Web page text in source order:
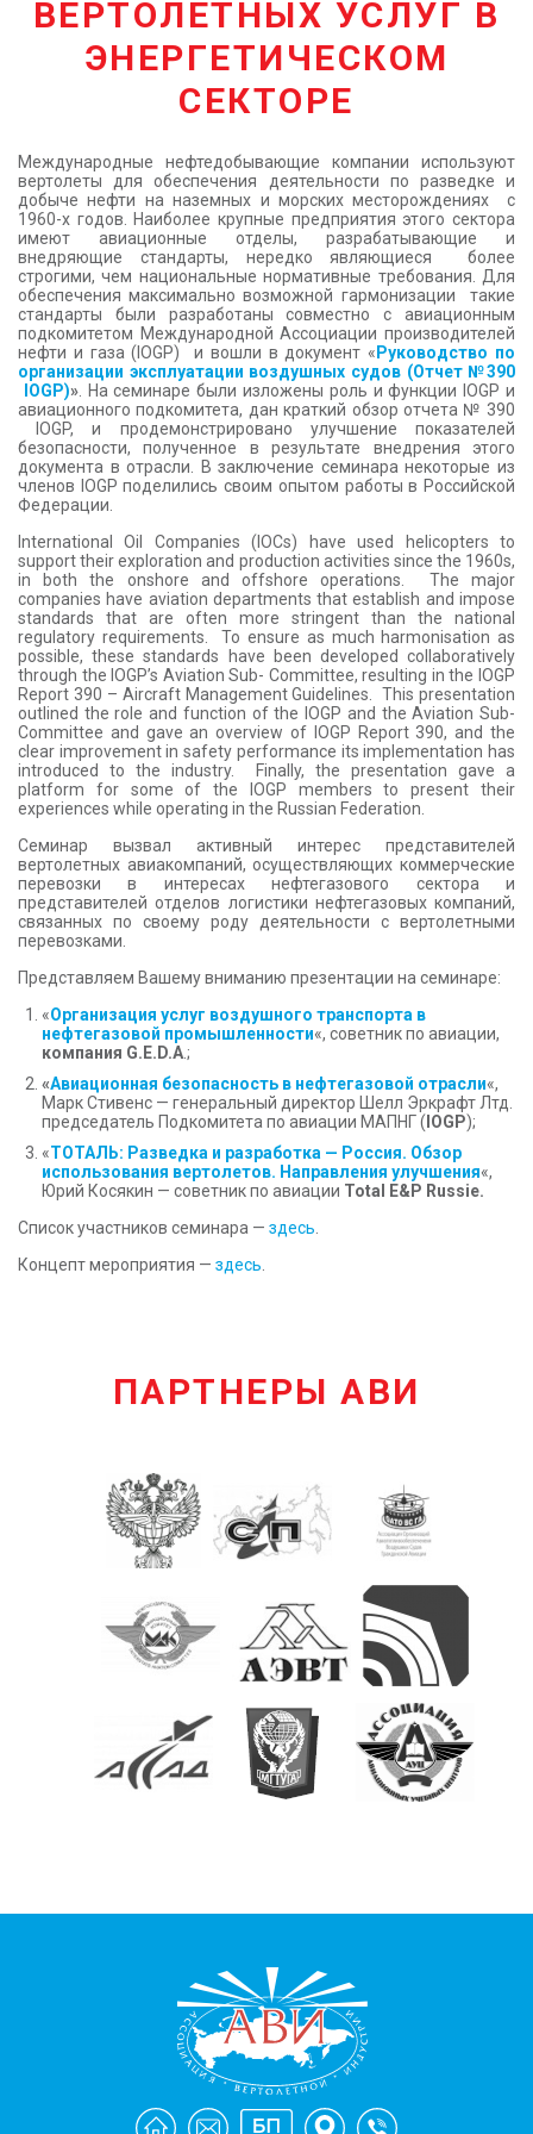
КОНТАКТЫ
ВЕРТОЛЕТНЫХ УСЛУГ В
ЭНЕРГЕТИЧЕСКОМ
СЕКТОРЕ
Международные нефтедобывающие компании используют
вертолеты для обеспечения деятельности по разведке и
добыче нефти на наземных и морских месторождениях с
1960-х годов. Наиболее крупные предприятия этого сектора
имеют авиационные отделы, разрабатывающие и
внедряющие стандарты, нередко являющиеся более
строгими, чем национальные нормативные требования. Для
обеспечения максимально возможной гармонизации такие
стандарты были разработаны совместно с авиационным
подкомитетом Международной Ассоциации производителей
нефти и газа (IOGP) и вошли в документ « Руководство по
организации эксплуатации воздушных судов (Отчет №390
IOGP)». На семинаре были изложены роль и функции IOGP и
авиационного подкомитета, дан краткий обзор отчета № 390
IOGP, и продемонстрировано улучшение показателей
безопасности, полученное в результате внедрения этого
документа в отрасли. В заключение семинара некоторые из
членов IOGP поделились своим опытом работы в Российской
Федерации.
International Oil Companies (IOCs) have used helicopters to
support their exploration and production activities since the 1960s,
in both the onshore and offshore operations. The major
companies have aviation departments that establish and impose
standards that are often more stringent than the national
regulatory requirements. To ensure as much harmonisation as
possible, these standards have been developed collaboratively
through the IOGP’s Aviation Sub- Committee, resulting in the IOGP
Report 390 – Aircraft Management Guidelines. This presentation
outlined the role and function of the IOGP and the Aviation Sub-
Committee and gave an overview of IOGP Report 390, and the
clear improvement in safety performance its implementation has
introduced to the industry. Finally, the presentation gave a
platform for some of the IOGP members to present their
experiences while operating in the Russian Federation.
Семинар вызвал активный интерес представителей
вертолетных авиакомпаний, осуществляющих коммерческие
перевозки в интересах нефтегазового сектора и
представителей отделов логистики нефтегазовых компаний,
связанных по своему роду деятельности с вертолетными
перевозками.
Представляем Вашему вниманию презентации на семинаре:
«Организация услуг воздушного транспорта в
нефтегазовой промышленности«, советник по авиации,
компания G.E.D.A.;
«Авиационная безопасность в нефтегазовой отрасли«,
Марк Стивенс — генеральный директор Шелл Эркрафт Лтд.
председатель Подкомитета по авиации МАПНГ ( IOGP);
«ТОТАЛЬ: Разведка и разработка — Россия. Обзор
использования вертолетов. Направления улучшения«,
Юрий Косякин — советник по авиации Total E&P Russie.
Список участников семинара — здесь
Концепт мероприятия — здесь
ПАРТНЕРЫ АВИ